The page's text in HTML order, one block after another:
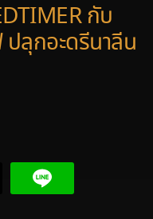
กับ
ลุกอะดรีนาลีน